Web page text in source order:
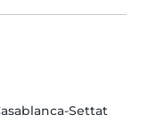
Settat